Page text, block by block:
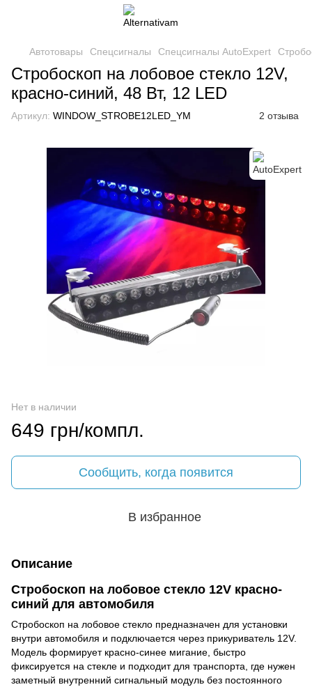
Автотовары Спецсигналы Спецсигналы AutoExpert
Стробоскоп на лобовое стекло 12V,
красно-синий, 48 Вт, 12 LED
Артикул: WINDOW_STROBE12LED_YM 2 отзыва
Нет в наличии
649 грн/компл.
Сообщить, когда появится
В избранное
Описание
Стробоскоп на лобовое стекло 12V красно-
синий для автомобиля
Стробоскоп на лобовое стекло предназначен для установки
внутри автомобиля и подключается через прикуриватель 12V.
Модель формирует красно-синее мигание, быстро
фиксируется на стекле и подходит для транспорта, где нужен
заметный внутренний сигнальный модуль без постоянного